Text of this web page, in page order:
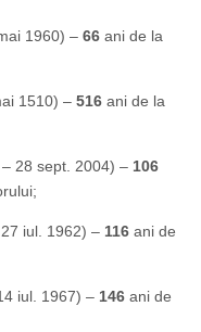
1960) – 66 ani de la
1510) – 516 ani de la
28 sept. 2004) – 106
iul. 1962) – 116 ani de
iul. 1967) – 146 ani de